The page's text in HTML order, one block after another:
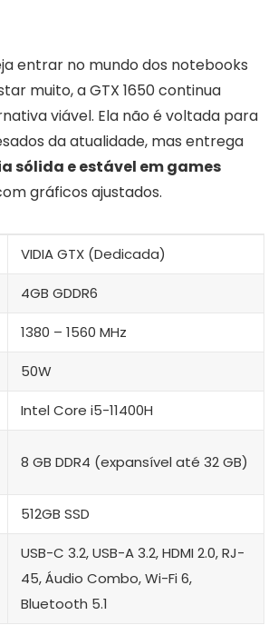
entrar no mundo dos notebooks
muito, a GTX 1650 continua
viável. Ela não é voltada para
da atualidade, mas entrega
sólida e estável em games
gráficos ajustados.
VIDIA GTX (Dedicada)
4GB GDDR6
1380 – 1560 MHz
50W
Intel Core i5-11400H
8 GB DDR4 (expansível até 32 GB)
512GB SSD
USB-C 3.2, USB-A 3.2, HDMI 2.0, RJ-
45, Áudio Combo, Wi-Fi 6,
Bluetooth 5.1